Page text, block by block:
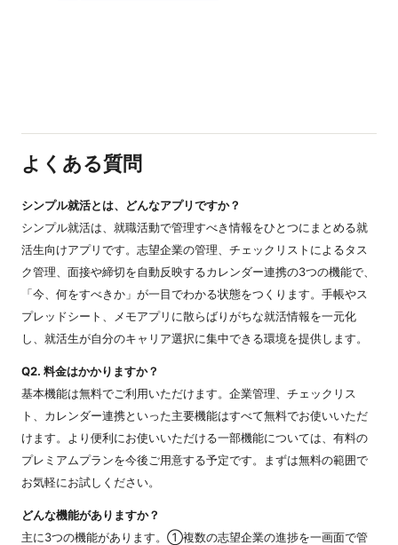
よくある質問
シンプル就活とは、どんなアプリですか？
シンプル就活は、就職活動で管理すべき情報をひとつにまとめる就
活生向けアプリです。志望企業の管理、チェックリストによるタス
ク管理、面接や締切を自動反映するカレンダー連携の3つの機能で、
「今、何をすべきか」が一目でわかる状態をつくります。手帳やス
プレッドシート、メモアプリに散らばりがちな就活情報を一元化
し、就活生が自分のキャリア選択に集中できる環境を提供します。
Q2. 料金はかかりますか？
基本機能は無料でご利用いただけます。企業管理、チェックリス
ト、カレンダー連携といった主要機能はすべて無料でお使いいただ
けます。より便利にお使いいただける一部機能については、有料の
プレミアムプランを今後ご用意する予定です。まずは無料の範囲で
お気軽にお試しください。
どんな機能がありますか？
主に3つの機能があります。①複数の志望企業の進捗を一画面で管